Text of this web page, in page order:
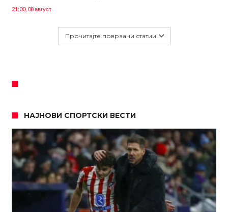
21:00, 08 август
Прочитајте поврзани статии
НАЈНОВИ СПОРТСКИ ВЕСТИ